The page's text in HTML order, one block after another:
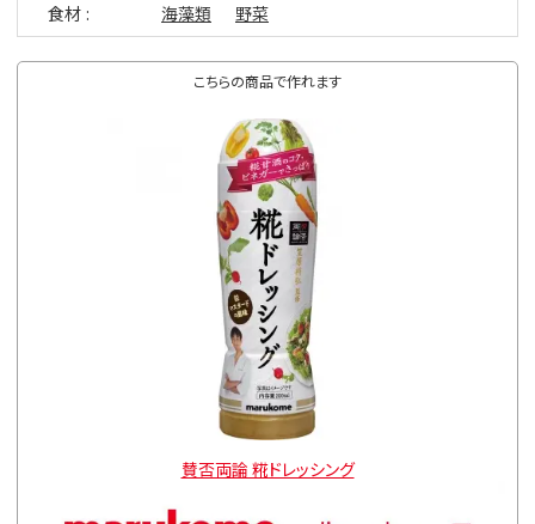
食材
海藻類 野菜
こちらの商品で作れます
賛否両論 糀ドレッシング